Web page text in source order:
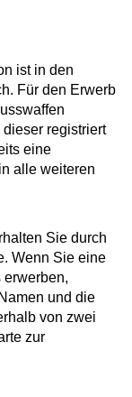
ist in den
Für den Erwerb
registriert
eine
alle weiteren
Sie durch
Wenn Sie eine
erwerben,
und die
von zwei
zur